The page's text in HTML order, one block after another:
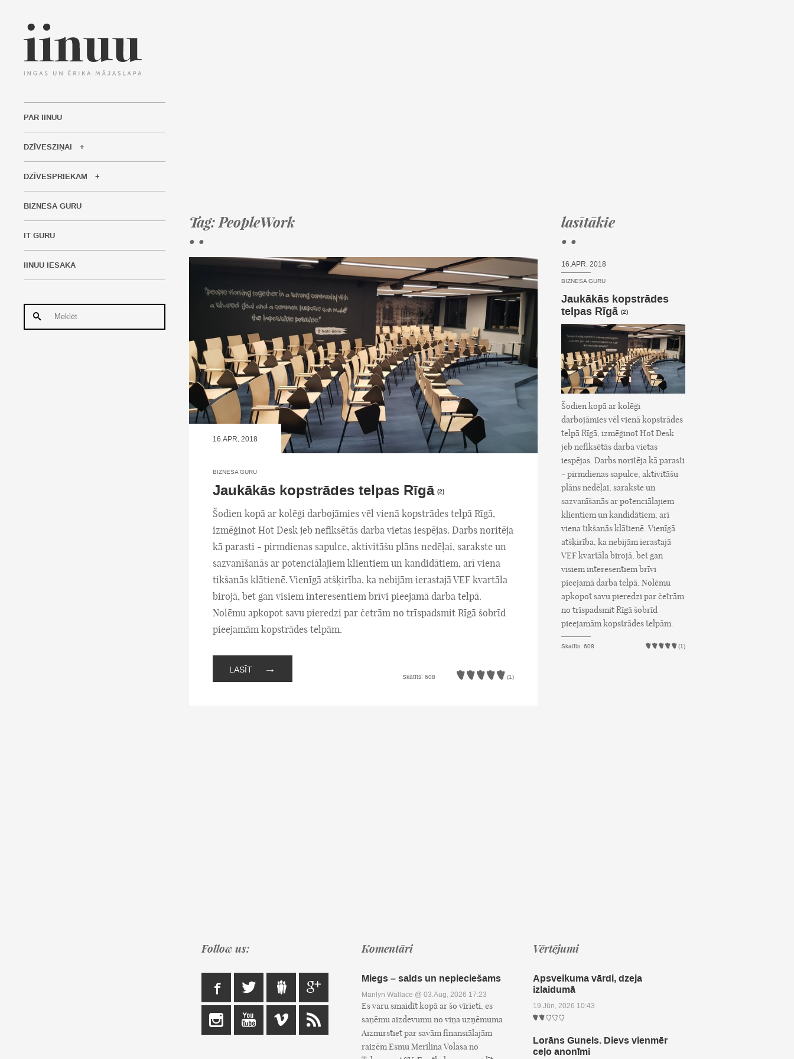
PAR IINUU
DZĪVESZIŅAI
DZĪVESPRIEKAM
BIZNESA GURU
IT GURU
IINUU IESAKA
Tag: PeopleWork
• •
16.APR, 2018
BIZNESA GURU
Jaukākās kopstrādes telpas Rīgā (2)
Šodien kopā ar kolēģi darbojāmies vēl vienā kopstrādes telpā Rīgā,
izmēģinot Hot Desk jeb nefiksētās darba vietas iespējas. Darbs noritēja
kā parasti - pirmdienas sapulce, aktivitāšu plāns nedēļai, sarakste un
sazvanīšanās ar potenciālajiem klientiem un kandidātiem, arī viena
tikšanās klātienē. Vienīgā atšķirība, ka nebijām ierastajā VEF kvartāla
birojā, bet gan visiem interesentiem brīvi pieejamā darba telpā.
Nolēmu apkopot savu pieredzi par četrām no trīspadsmit Rīgā šobrīd
pieejamām kopstrādes telpām.
LASĪT →
Skatīts: 608 (1)
lasītākie
• •
16.APR, 2018
BIZNESA GURU
Jaukākās kopstrādes
telpas Rīgā (2)
Šodien kopā ar kolēģi
darbojāmies vēl vienā kopstrādes
telpā Rīgā, izmēģinot Hot Desk
jeb nefiksētās darba vietas
iespējas. Darbs noritēja kā parasti
- pirmdienas sapulce, aktivitāšu
plāns nedēļai, sarakste un
sazvanīšanās ar potenciālajiem
klientiem un kandidātiem, arī
viena tikšanās klātienē. Vienīgā
atšķirība, ka nebijām ierastajā
VEF kvartāla birojā, bet gan
visiem interesentiem brīvi
pieejamā darba telpā. Nolēmu
apkopot savu pieredzi par četrām
no trīspadsmit Rīgā šobrīd
pieejamām kopstrādes telpām.
Skatīts: 608 (1)
Follow us: Komentāri
Miegs – salds un nepieciešams
Marilyn Wallace @ 03.Aug, 2026 17:23
Es varu smaidīt kopā ar šo vīrieti, es
saņēmu aizdevumu no viņa uzņēmuma
Aizmirstiet par savām finansiālajām
raizēm Esmu Merilina Volasa no
Vērtējumi
Apsveikuma vārdi, dzeja
izlaidumā
19.Jūn, 2026 10:43
Lorāns Gunels. Dievs vienmēr
ceļo anonīmi